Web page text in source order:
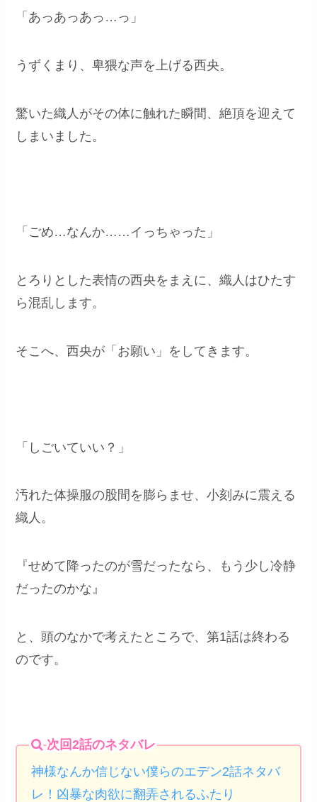
「あっあっあっ…っ」
うずくまり、卑猥な声を上げる西央。
驚いた織人がその体に触れた瞬間、絶頂を迎えて
しまいました。
「ごめ…なんか……イっちゃった」
とろりとした表情の西央をまえに、織人はひたす
ら混乱します。
そこへ、西央が「お願い」をしてきます。
「しごいていい？」
汚れた体操服の股間を膨らませ、小刻みに震える
織人。
『せめて降ったのが雪だったなら、もう少し冷静
だったのかな』
と、頭のなかで考えたところで、第1話は終わる
のです。
次回2話のネタバレ
神様なんか信じない僕らのエデン2話ネタバ
レ！凶暴な肉欲に翻弄されるふたり